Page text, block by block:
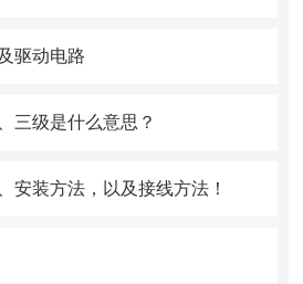
驱动电路
三级是什么意思？
安装方法，以及接线方法！